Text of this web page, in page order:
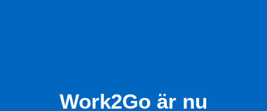
Work2Go är nu